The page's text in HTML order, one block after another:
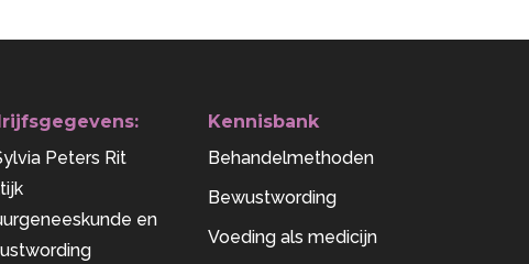
Peters Rit
en
Kennisbank
Behandelmethoden
Bewustwording
Voeding als medicijn